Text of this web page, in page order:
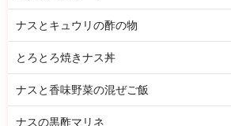
ナスとキュウリの酢の物
とろとろ焼きナス丼
ナスと香味野菜の混ぜご飯
ナスの黒酢マリネ